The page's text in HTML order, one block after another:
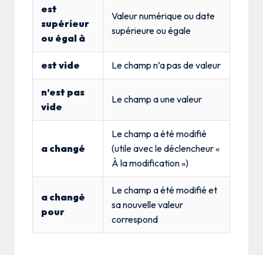
est
supérieur
ou égal à
Valeur numérique ou date
supérieure ou égale
est vide Le champ n’a pas de valeur
n’est pas
vide
Le champ a une valeur
a changé
Le champ a été modifié
(utile avec le déclencheur «
À la modification »)
a changé
pour
Le champ a été modifié et
sa nouvelle valeur
correspond